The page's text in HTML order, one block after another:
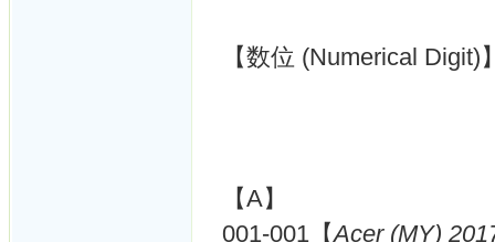
【数位 (Numerical Digit)
【A】
001-001【Acer (MY)